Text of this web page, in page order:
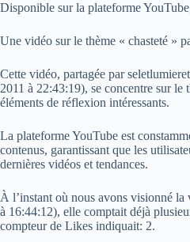
Disponible sur la plateforme
Une vidéo sur le thème « chasteté »
Cette vidéo, partagée par
2011 à 22:43:19), se concentre sur le
éléments de réflexion intéressants.
La plateforme YouTube est
contenus, garantissant que les
dernières vidéos et tendances.
À l’instant où nous avons visionné la
à 16:44:12), elle comptait déjà
compteur de Likes indiquait: 2.